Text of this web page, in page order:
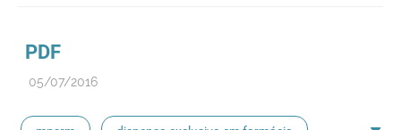
PDF
05/07/2016